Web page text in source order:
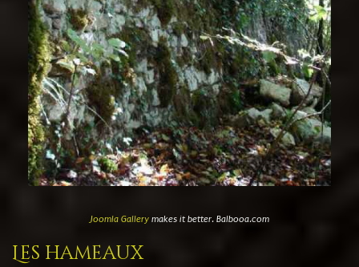
Joomla Gallerymakes it better. Balbooa.com
Les hameaux